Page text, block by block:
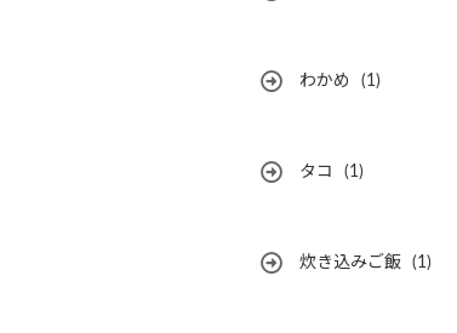
わかめ (1)
タコ (1)
炊き込みご飯 (1)